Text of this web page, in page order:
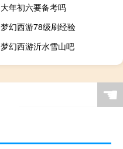
大年初六要备考吗
梦幻西游78级刷经验
梦幻西游沂水雪山吧
☚